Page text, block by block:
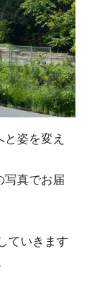
と姿を変え
写真でお届
ていきます